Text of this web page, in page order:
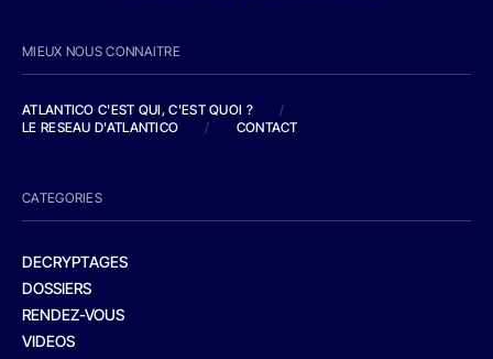
MIEUX NOUS CONNAITRE
ATLANTICO C'EST QUI, C'EST QUOI ?
/
LE RESEAU D'ATLANTICO
/ CONTACT
CATEGORIES
DECRYPTAGES
DOSSIERS
RENDEZ-VOUS
VIDEOS